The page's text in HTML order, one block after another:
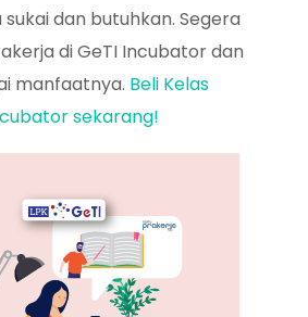
dan butuhkan. Segera
di GeTI Incubator dan
manfaatnya. Beli Kelas
sekarang!